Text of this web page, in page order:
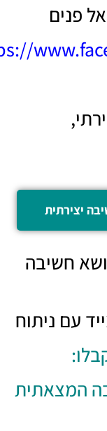
https://
חשיבה
ניתוח